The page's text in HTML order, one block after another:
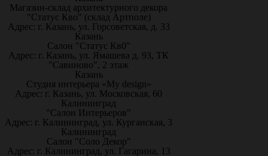
Магазин-склад архитектурного декора
"Статус Кво" (склад Артполе)
Адрес: г. Казань, ул. Горсоветская, д. 33
Казань
Салон "Статус Кв0"
Адрес: г. Казань, ул. Ямашева д. 93, ТК
"Савиново", 2 этаж
Казань
Студия интерьера «My design»
Адрес: г. Казань, ул. Московская, 60
Калининград
"Салон Интерьеров"
Адрес: г. Калининград, ул. Курганская, 3
Калининград
Салон "Соло Декор"
Адрес: г. Калининград, ул. Гагарина, 13